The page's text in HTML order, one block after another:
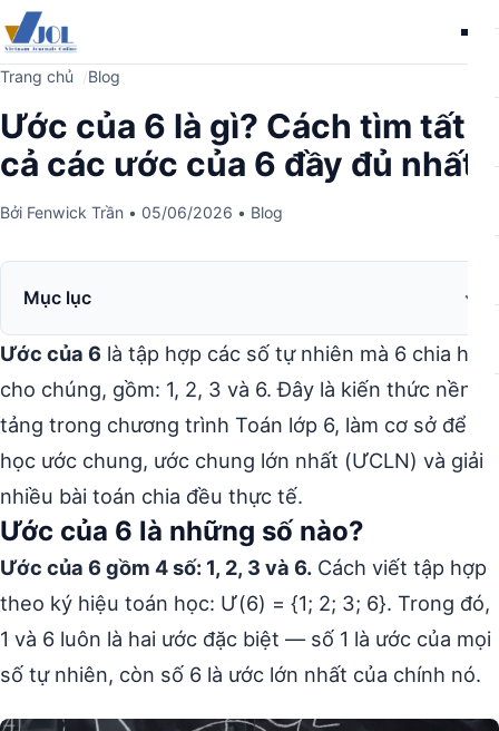
Trang chủ Blog
Ước của 6 là gì? Cách tìm tất
cả các ước của 6 đầy đủ nhất
Bởi Fenwick Trần • 05/06/2026 • Blog
Mục lục
Ước của 6 là tập hợp các số tự nhiên mà 6 chia hết
cho chúng, gồm: 1, 2, 3 và 6. Đây là kiến thức nền
tảng trong chương trình Toán lớp 6, làm cơ sở để
học ước chung, ước chung lớn nhất (ƯCLN) và giải
nhiều bài toán chia đều thực tế.
Ước của 6 là những số nào?
Ước của 6 gồm 4 số: 1, 2, 3 và 6. Cách viết tập hợp
theo ký hiệu toán học: Ư(6) = {1; 2; 3; 6}. Trong đó,
1 và 6 luôn là hai ước đặc biệt — số 1 là ước của mọi
số tự nhiên, còn số 6 là ước lớn nhất của chính nó.